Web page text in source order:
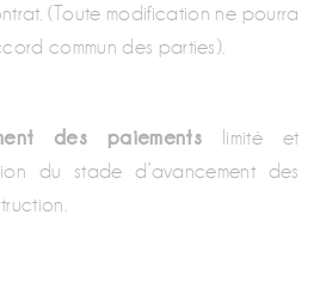
(Toute modification ne pourra
commun des parties).
des paiements limité et
du stade d’avancement des